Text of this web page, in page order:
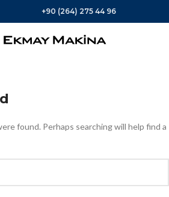
+90 (264) 275 44 96
found. Perhaps searching will help find a